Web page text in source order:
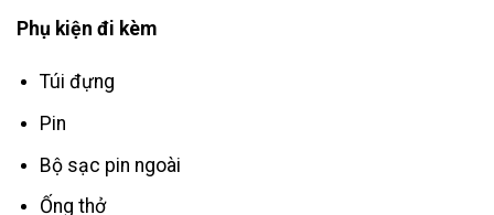
Phụ kiện đi kèm
Túi đựng
Pin
Bộ sạc pin ngoài
Ống thở